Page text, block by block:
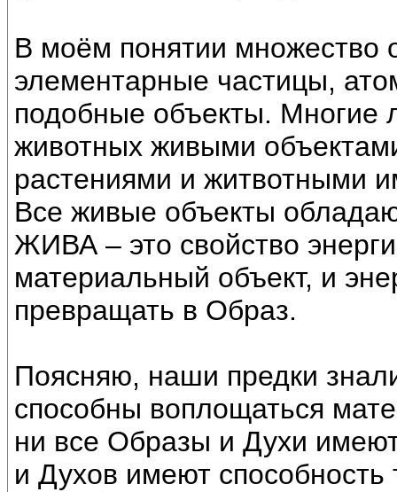
В моём понятии множество
элементарные частицы,
подобные объекты. Многие
животных живыми
растениями и житвотными
Все живые объекты
ЖИВА – это свойство
материальный объект, и
превращать в Образ.
Поясняю, наши предки
способны воплощаться
ни все Образы и Духи
и Духов имеют способность